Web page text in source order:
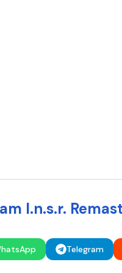
I.n.s.r.
Telegram